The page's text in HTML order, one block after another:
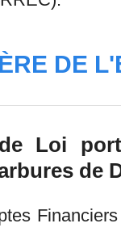
DE
Loi
de